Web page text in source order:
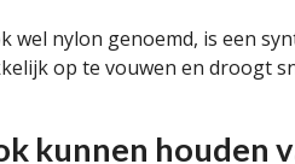
wel nylon genoemd, is een
op te vouwen en droogt
kunnen houden